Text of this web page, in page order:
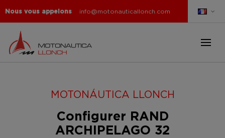
Nous vous appelons info@motonauticallonch.com
MOTONÁUTICA LLONCH
Configurer RAND
ARCHIPELAGO 32